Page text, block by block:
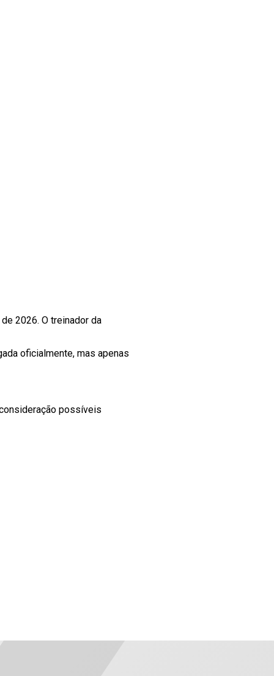
2026. O treinador da
oficialmente, mas apenas
possíveis